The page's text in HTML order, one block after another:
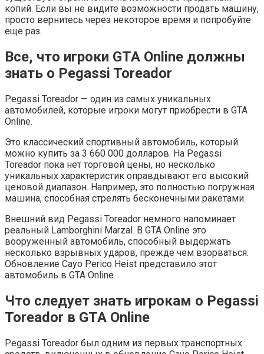
копий. Если вы не видите возможности продать машину,
просто вернитесь через некоторое время и попробуйте
еще раз.
Все, что игроки GTA Online должны
знать о Pegassi Toreador
Pegassi Toreador — один из самых уникальных
автомобилей, которые игроки могут приобрести в GTA
Online.
Это классический спортивный автомобиль, который
можно купить за 3 660 000 долларов. На Pegassi
Toreador пока нет торговой цены, но несколько
уникальных характеристик оправдывают его высокий
ценовой диапазон. Например, это полностью погружная
машина, способная стрелять бесконечными ракетами.
Внешний вид Pegassi Toreador немного напоминает
реальный Lamborghini Marzal. В GTA Online это
вооруженный автомобиль, способный выдержать
несколько взрывных ударов, прежде чем взорваться.
Обновление Cayo Perico Heist представило этот
автомобиль в GTA Online.
Что следует знать игрокам о Pegassi
Toreador в GTA Online
Pegassi Toreador был одним из первых транспортных